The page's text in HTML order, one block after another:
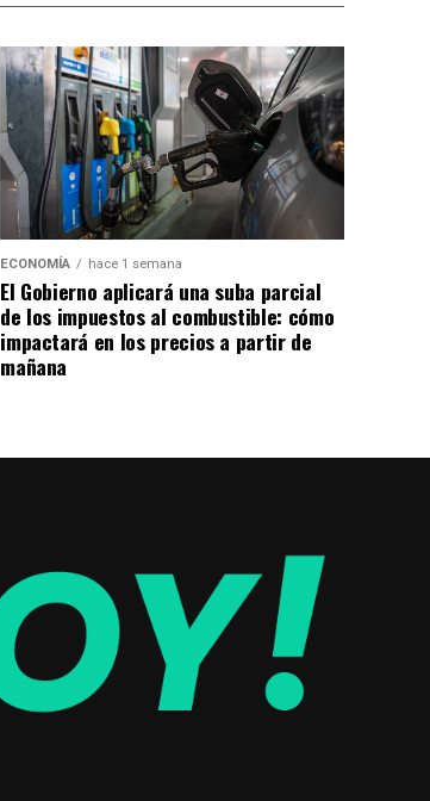
ECONOMÍA hace 1 semana
El Gobierno aplicará una suba parcial
de los impuestos al combustible: cómo
impactará en los precios a partir de
mañana